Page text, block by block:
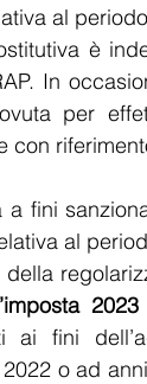
al
è
In
per
con
a fini
al
2023
ai fini
o ad